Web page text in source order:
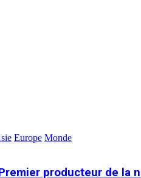
Europe Monde
producteur de la